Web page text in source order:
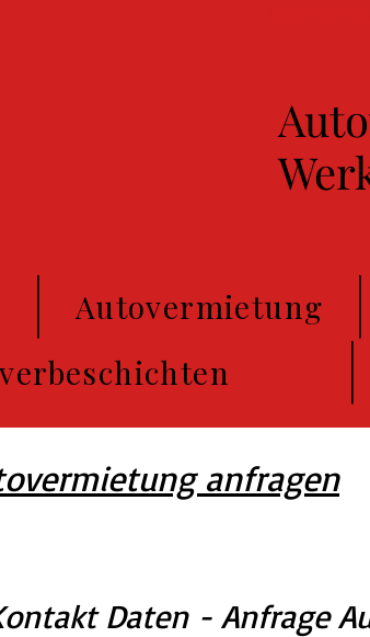
Autovermietung
anfragen
Daten - Anfrage